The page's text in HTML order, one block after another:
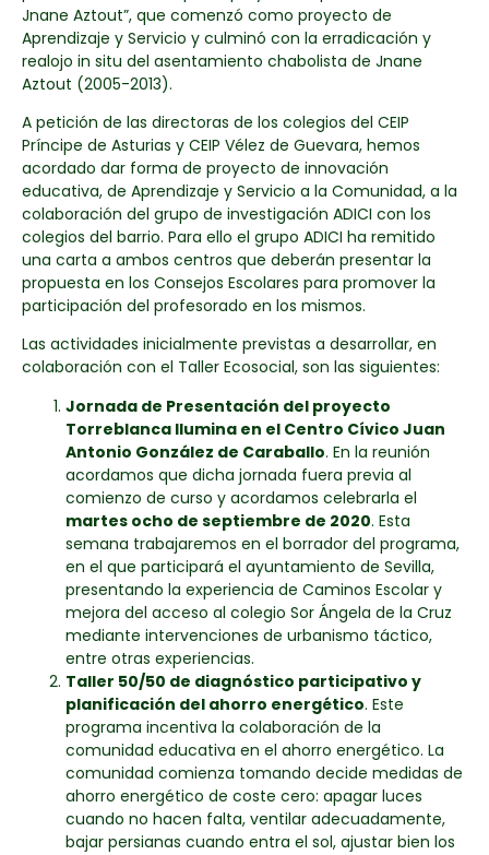
Jnane Aztout”, que comenzó como proyecto de
Aprendizaje y Servicio y culminó con la erradicación y
realojo in situ del asentamiento chabolista de Jnane
Aztout (2005-2013).
A petición de las directoras de los colegios del CEIP
Príncipe de Asturias y CEIP Vélez de Guevara, hemos
acordado dar forma de proyecto de innovación
educativa, de Aprendizaje y Servicio a la Comunidad, a la
colaboración del grupo de investigación ADICI con los
colegios del barrio. Para ello el grupo ADICI ha remitido
una carta a ambos centros que deberán presentar la
propuesta en los Consejos Escolares para promover la
participación del profesorado en los mismos.
Las actividades inicialmente previstas a desarrollar, en
colaboración con el Taller Ecosocial, son las siguientes:
Jornada de Presentación del proyecto
Torreblanca Ilumina en el Centro Cívico Juan
Antonio González de Caraballo. En la reunión
acordamos que dicha jornada fuera previa al
comienzo de curso y acordamos celebrarla el
martes ocho de septiembre de 2020. Esta
semana trabajaremos en el borrador del programa,
en el que participará el ayuntamiento de Sevilla,
presentando la experiencia de Caminos Escolar y
mejora del acceso al colegio Sor Ángela de la Cruz
mediante intervenciones de urbanismo táctico,
entre otras experiencias.
Taller 50/50 de diagnóstico participativo y
planificación del ahorro energético. Este
programa incentiva la colaboración de la
comunidad educativa en el ahorro energético. La
comunidad comienza tomando decide medidas de
ahorro energético de coste cero: apagar luces
cuando no hacen falta, ventilar adecuadamente,
bajar persianas cuando entra el sol, ajustar bien los